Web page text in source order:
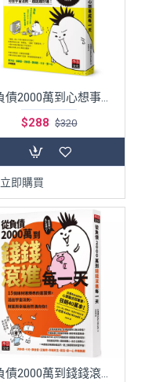
從負債2000萬到心想事成每一天：15個實現願望的口頭禪，符合宇宙法則、越說越好運！
$288 $320
立即購買
從負債2000萬到錢錢滾進每一天：15個讓財運爆表的富習慣，活出宇宙法則，錢錢與幸福自然湧向你！